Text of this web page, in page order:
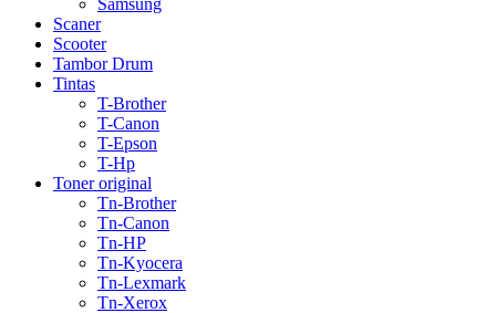
Samsung
Scaner
Scooter
Tambor Drum
Tintas
T-Brother
T-Canon
T-Epson
T-Hp
Toner original
Tn-Brother
Tn-Canon
Tn-HP
Tn-Kyocera
Tn-Lexmark
Tn-Xerox